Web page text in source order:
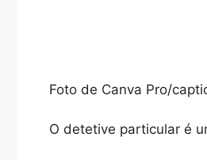
Foto de Canva Pro/
O detetive particular é